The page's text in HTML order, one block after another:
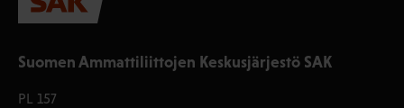
Suomen Ammattiliittojen Keskusjärjestö SAK
PL 157